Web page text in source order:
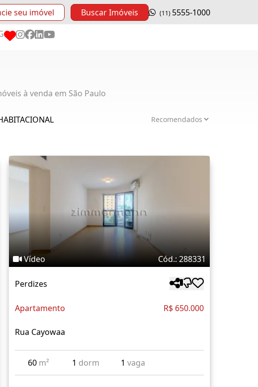
seu imóvel Buscar Imóveis (11) 5555-1000
à venda em São Paulo
Vídeo Cód.: 288331
Perdizes
Apartamento R$ 650.000
Rua Cayowaa
60 m² 1 dorm 1 vaga